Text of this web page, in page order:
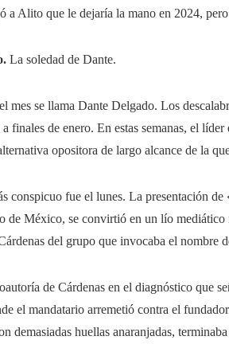
a Alito que le dejaría la mano en 2024,
La soledad de Dante.
mes se llama Dante Delgado. Los
finales de enero. En estas semanas, el
opositora de largo alcance de la
conspicuo fue el lunes. La presentación
de México, se convirtió en un lío
del grupo que invocaba el nombre
de Cárdenas en el diagnóstico que
el mandatario arremetió contra el
demasiadas huellas anaranjadas,